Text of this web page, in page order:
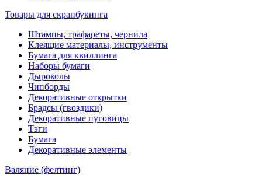
Товары для скрапбукинга
Штампы, трафареты, чернила
Клеящие материалы, инструменты
Бумага для квиллинга
Наборы бумаги
Дыроколы
Чипборды
Декоративные открытки
Брадсы (гвоздики)
Декоративные пуговицы
Тэги
Бумага
Декоративные элементы
Валяние (фелтинг)